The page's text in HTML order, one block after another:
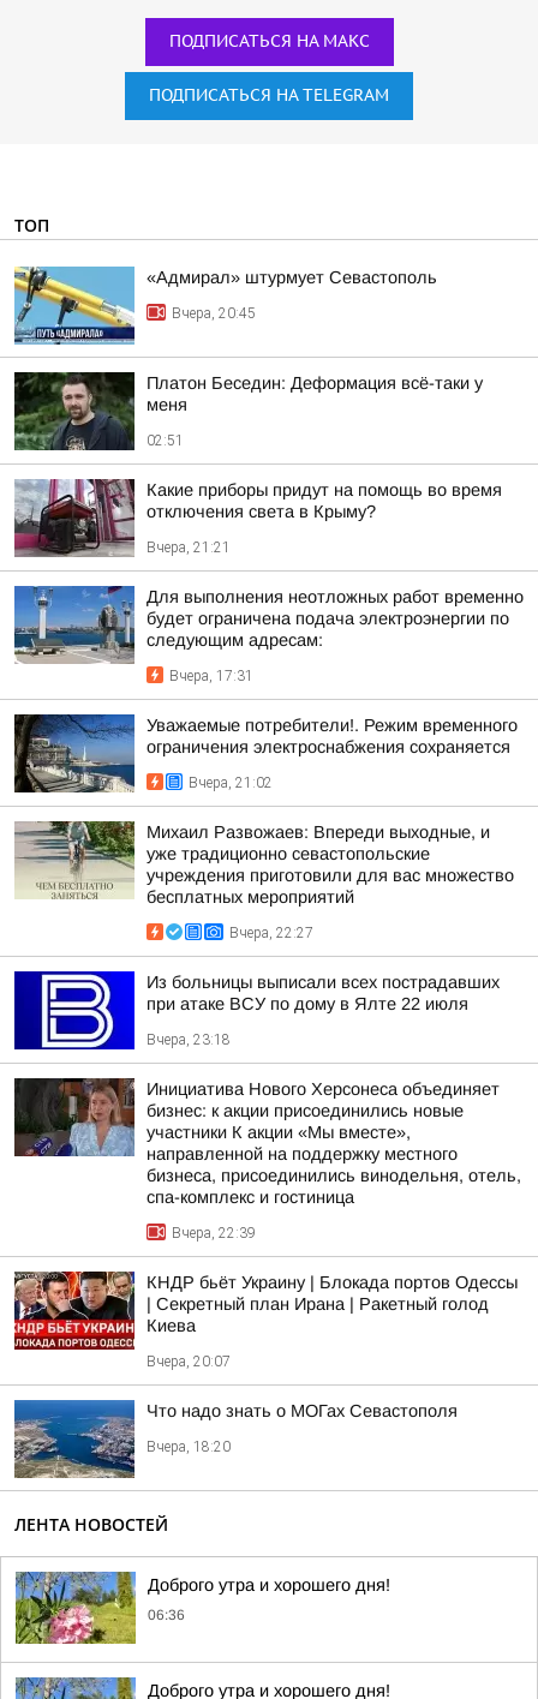
ПОДПИСАТЬСЯ НА МАКС
ПОДПИСАТЬСЯ НА TELEGRAM
ТОП
«Адмирал» штурмует Севастополь
Вчера, 20:45
Платон Беседин: Деформация всё-таки у
меня
02:51
Какие приборы придут на помощь во время
отключения света в Крыму?
Вчера, 21:21
Для выполнения неотложных работ временно
будет ограничена подача электроэнергии по
следующим адресам:
Вчера, 17:31
Уважаемые потребители!. Режим временного
ограничения электроснабжения сохраняется
Вчера, 21:02
Михаил Развожаев: Впереди выходные, и
уже традиционно севастопольские
учреждения приготовили для вас множество
бесплатных мероприятий
Вчера, 22:27
Из больницы выписали всех пострадавших
при атаке ВСУ по дому в Ялте 22 июля
Вчера, 23:18
Инициатива Нового Херсонеса объединяет
бизнес: к акции присоединились новые
участники К акции «Мы вместе»,
направленной на поддержку местного
бизнеса, присоединились винодельня, отель,
спа-комплекс и гостиница
Вчера, 22:39
КНДР бьёт Украину | Блокада портов Одессы
| Секретный план Ирана | Ракетный голод
Киева
Вчера, 20:07
Что надо знать о МОГах Севастополя
Вчера, 18:20
ЛЕНТА НОВОСТЕЙ
Доброго утра и хорошего дня!
06:36
Доброго утра и хорошего дня!